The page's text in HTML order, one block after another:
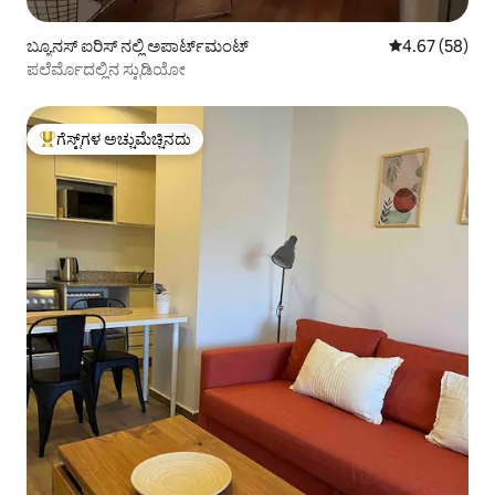
ಬ್ಯೂನಸ್ ಐರಿಸ್ ನಲ್ಲಿ ಅಪಾರ್ಟ್‌ಮಂಟ್ 5 ರಲ್ಲಿ 4.67
4.67 (58)
ಪಲೆರ್ಮೊದಲ್ಲಿನ ಸ್ಟುಡಿಯೋ
ಗೆಸ್ಟ್‌ಗಳಿಗೆ ಅತಿ ಹೆಚ್ಚು ಅಚ್ಚುಮೆಚ್ಚಿನದು
ಗೆಸ್ಟ್‌ಗಳ ಅಚ್ಚುಮೆಚ್ಚಿನದು